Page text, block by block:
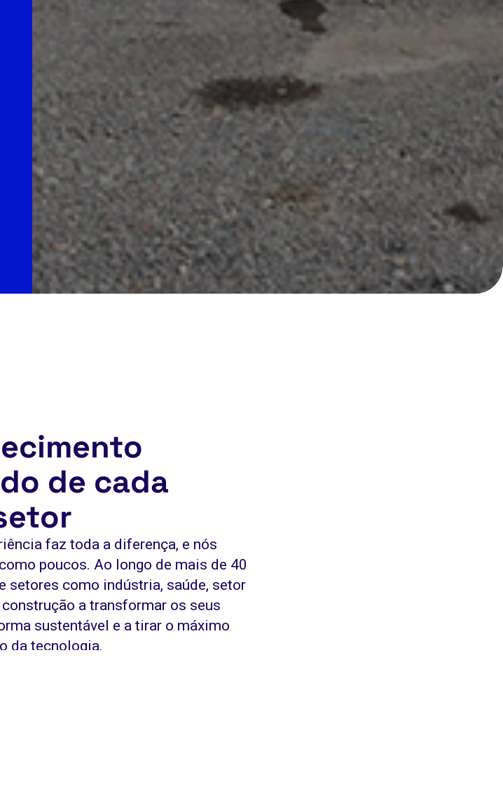
de cada
faz toda a diferença, e nós
poucos. Ao longo de mais de 40
setores como indústria, saúde, setor
a transformar os seus
sustentável e a tirar o máximo
da tecnologia.